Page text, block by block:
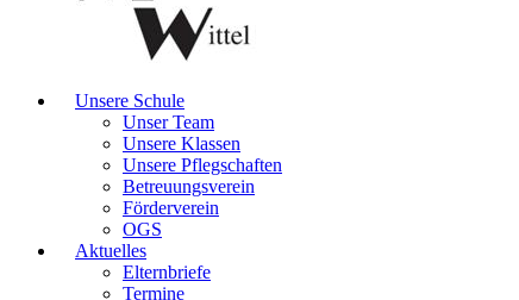
Unsere Schule
Unser Team
Unsere Klassen
Unsere Pflegschaften
Betreuungsverein
Förderverein
OGS
Aktuelles
Elternbriefe
Termine